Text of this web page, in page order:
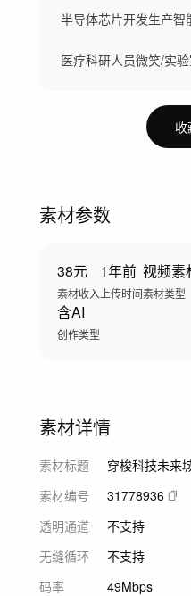
医疗科研人员微笑/实
素材参数
38元
素材收入
1年前
上传时间
视频素
素材类型
含AI
创作类型
素材详情
素材标题
穿梭科技未来
素材编号
31778936
透明通道
不支持
无缝循环
不支持
码率
49Mbps